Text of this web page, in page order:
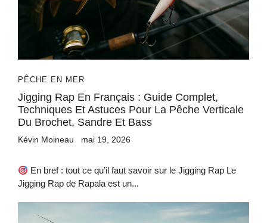
PÊCHE EN MER
Jigging Rap En Français : Guide Complet,
Techniques Et Astuces Pour La Pêche Verticale
Du Brochet, Sandre Et Bass
Kévin Moineau mai 19, 2026
En bref : tout ce qu’il faut savoir sur le Jigging Rap Le
Jigging Rap de Rapala est un...